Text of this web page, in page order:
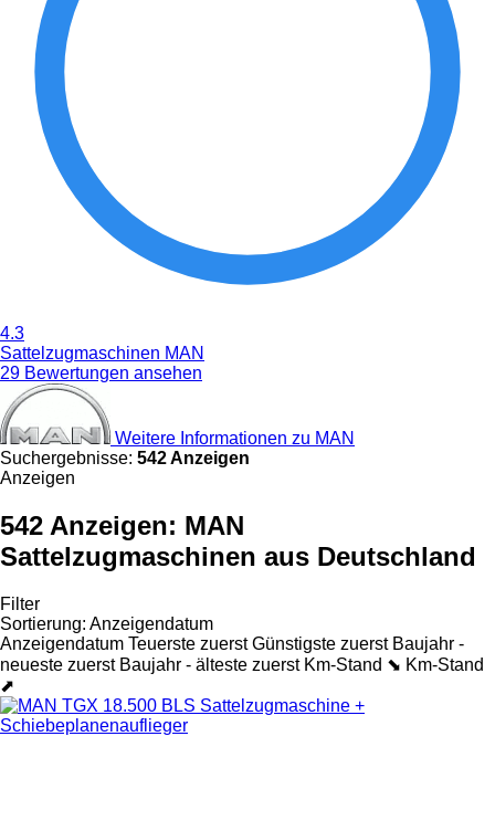
4.3
Sattelzugmaschinen MAN
29 Bewertungen ansehen
Weitere Informationen zu MAN
Suchergebnisse: 542 Anzeigen
Anzeigen
542 Anzeigen: MAN
Sattelzugmaschinen aus Deutschland
Filter
Sortierung: Anzeigendatum
Anzeigendatum Teuerste zuerst Günstigste zuerst Baujahr -
neueste zuerst Baujahr - älteste zuerst Km-Stand ⬊ Km-Stand
⬈